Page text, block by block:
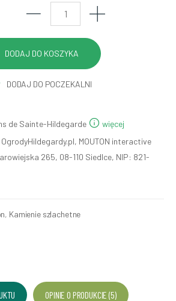
DODAJ DO POCZEKALNI
de Sainte-Hildegarde
więcej
OgrodyHildegardy.pl, MOUTON interactive
265, 08-110 Siedlce, NIP: 821-
, Kamienie szlachetne
OPINIE O PRODUKCIE (5)